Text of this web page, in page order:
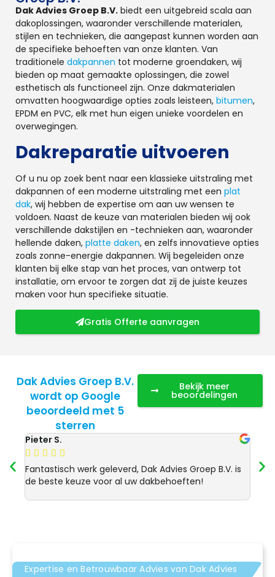
Dak Advies Groep B.V. biedt een uitgebreid scala aan
dakoplossingen, waaronder verschillende materialen,
stijlen en technieken, die aangepast kunnen worden aan
de specifieke behoeften van onze klanten. Van
traditionele dakpannen tot moderne groendaken, wij
bieden op maat gemaakte oplossingen, die zowel
esthetisch als functioneel zijn. Onze dakmaterialen
omvatten hoogwaardige opties zoals leisteen, bitumen,
EPDM en PVC, elk met hun eigen unieke voordelen en
overwegingen.
Dakreparatie uitvoeren
Of u nu op zoek bent naar een klassieke uitstraling met
dakpannen of een moderne uitstraling met een plat
dak, wij hebben de expertise om aan uw wensen te
voldoen. Naast de keuze van materialen bieden wij ook
verschillende dakstijlen en -technieken aan, waaronder
hellende daken, platte daken, en zelfs innovatieve opties
zoals zonne-energie dakpannen. Wij begeleiden onze
klanten bij elke stap van het proces, van ontwerp tot
installatie, om ervoor te zorgen dat zij de juiste keuzes
maken voor hun specifieke situatie.
Gratis Offerte aanvragen
Dak Advies Groep B.V.
wordt op Google
beoordeeld met 5
sterren
Bekijk meer
beoordelingen
Pieter S.
    
Fantastisch werk geleverd, Dak Advies Groep B.V. is
de beste keuze voor al uw dakbehoeften!
Expertise en Betrouwbaar Advies van Dak Advies